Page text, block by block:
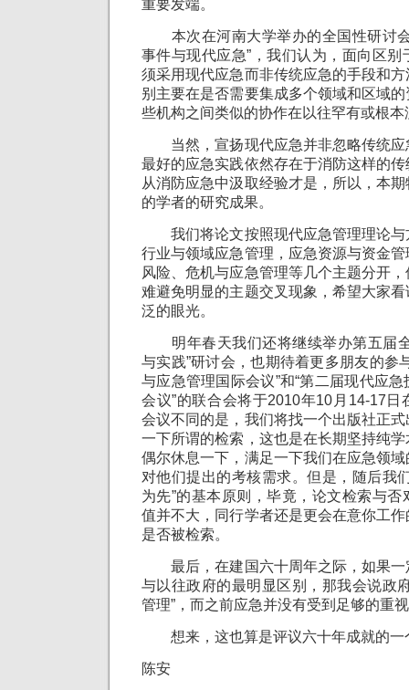
重要发端。
本次在河南大学举办的全国性研讨会
事件与现代应急”，我们认为，面向区
须采用现代应急而非传统应急的手段和
别主要在是否需要集成多个领域和区域
些机构之间类似的协作在以往罕有或根本
当然，宣扬现代应急并非忽略传统应
最好的应急实践依然存在于消防这样的
从消防应急中汲取经验才是，所以，本
的学者的研究成果。
我们将论文按照现代应急管理理论与
行业与领域应急管理，应急资源与资金
风险、危机与应急管理等几个主题分开
难避免明显的主题交叉现象，希望大家
泛的眼光。
明年春天我们还将继续举办第五届
与实践”研讨会，也期待着更多朋友的参
与应急管理国际会议”和“第二届现代应
会议”的联合会将于2010年10月14-17日
会议不同的是，我们将找一个出版社正
一下所谓的检索，这也是在长期坚持纯
偶尔休息一下，满足一下我们在应急领
对他们提出的考核需求。但是，随后我
为先”的基本原则，毕竟，论文检索与
值并不大，同行学者还是更会在意你工
是否被检索。
最后，在建国六十周年之际，如果一
与以往政府的最明显区别，那我会说政
管理”，而之前应急并没有受到足够的重
想来，这也算是评议六十年成就的一
陈安